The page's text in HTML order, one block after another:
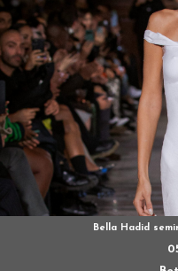
Bella Hadid